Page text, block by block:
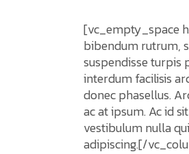
[vc_empty_space
bibendum rutrum,
suspendisse turpis
interdum facilisis
donec phasellus.
ac at ipsum. Ac id
vestibulum nulla
adipiscing.[/